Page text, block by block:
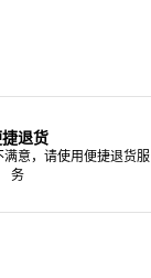
退货
意，请使用便捷退货服
务